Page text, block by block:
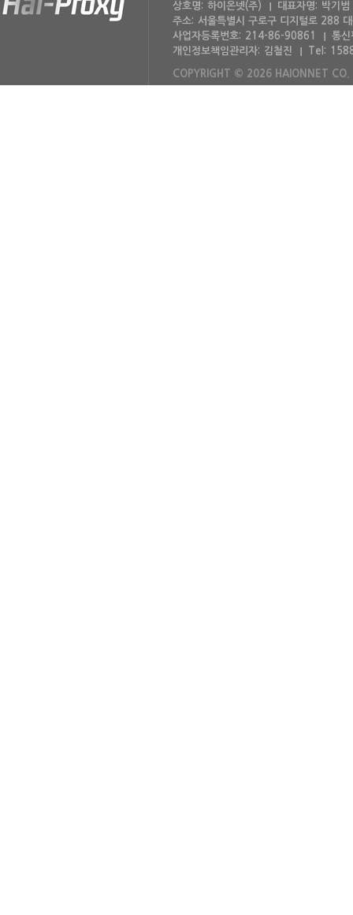
상호명: 하이온넷(주) 대표자명: 박기범
주소: 서울특별시 구로구 디지털로 288
사업자등록번호: 214-86-90861
통신
개인정보책임관리자: 김철진 Tel:
COPYRIGHT © 2026 HAIONNET CO.